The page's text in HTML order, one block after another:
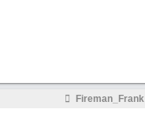
Fireman_Frank